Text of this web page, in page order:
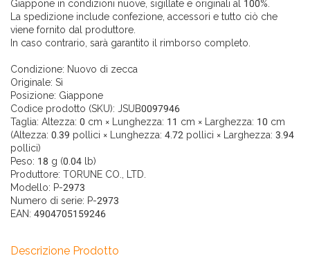
Giappone in condizioni nuove, sigillate e originali al 100%.
La spedizione include confezione, accessori e tutto ciò che
viene fornito dal produttore.
In caso contrario, sarà garantito il rimborso completo.
Condizione: Nuovo di zecca
Originale: Sì
Posizione: Giappone
Codice prodotto (SKU): JSUB0097946
Taglia: Altezza: 0 cm × Lunghezza: 11 cm × Larghezza: 10 cm
(Altezza: 0.39 pollici × Lunghezza: 4.72 pollici × Larghezza: 3.94
pollici)
Peso: 18 g (0.04 lb)
Produttore: TORUNE CO., LTD.
Modello: P-2973
Numero di serie: P-2973
EAN: 4904705159246
Descrizione Prodotto